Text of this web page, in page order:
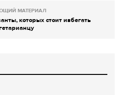
МАТЕРИАЛ
которых стоит избегать